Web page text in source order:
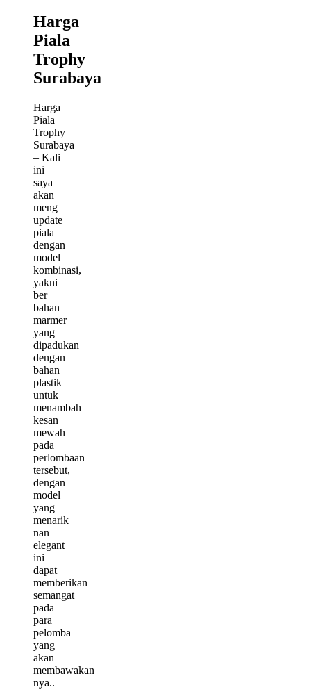
Harga
Piala
Trophy
Surabaya
Harga
Piala
Trophy
Surabaya
– Kali
ini
saya
akan
meng
update
piala
dengan
model
kombinasi,
yakni
ber
bahan
marmer
yang
dipadukan
dengan
bahan
plastik
untuk
menambah
kesan
mewah
pada
perlombaan
tersebut,
dengan
model
yang
menarik
nan
elegant
ini
dapat
memberikan
semangat
pada
para
pelomba
yang
akan
membawakan
nya..